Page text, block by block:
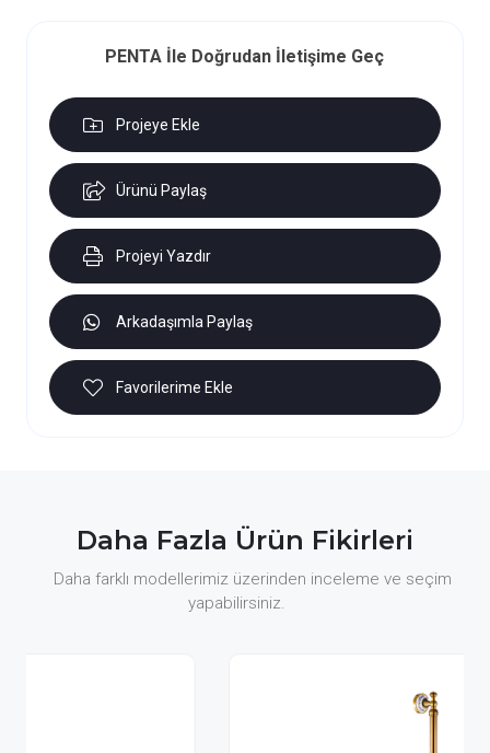
PENTA İle Doğrudan İletişime Geç
Projeye Ekle
Ürünü Paylaş
Projeyi Yazdır
Arkadaşımla Paylaş
Favorilerime Ekle
Daha Fazla Ürün Fikirleri
Daha farklı modellerimiz üzerinden inceleme ve seçim
yapabilirsiniz.